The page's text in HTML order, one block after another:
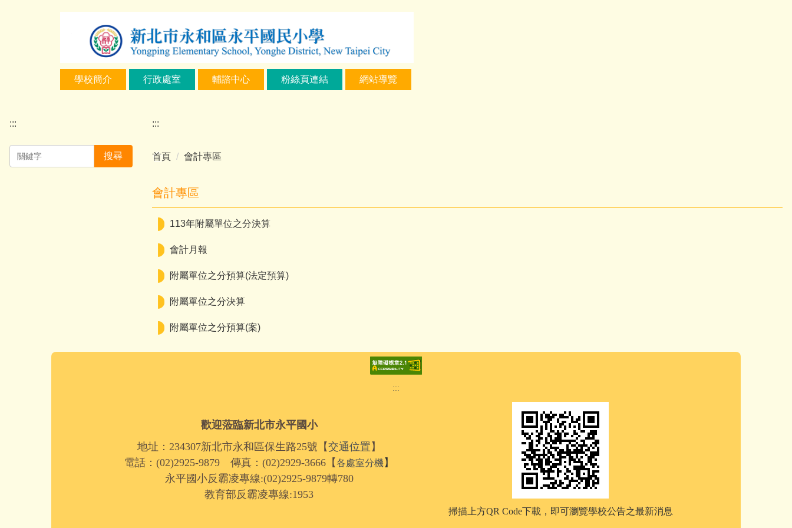
學校簡介 行政處室 輔諮中心 粉絲頁連結 網站導覽
:::
搜尋
:::
首頁 會計專區
會計專區
113年附屬單位之分決算
會計月報
附屬單位之分預算(法定預算)
附屬單位之分決算
附屬單位之分預算(案)
:::
歡迎蒞臨新北市永平國小
地址：234307新北市永和區保生路25號【交通位置 】
電話：(02)2925-9879 傳真：(02)2929-3666【各處室分機】
永平國小反霸凌專線:(02)2925-9879轉780
教育部反霸凌專線:1953
掃描上方QR Code下載， 即可瀏覽學校公告之最新消息